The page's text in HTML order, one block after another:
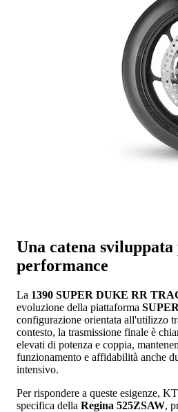
Una catena
performance
La 1390 SUPER DUKE RR
evoluzione della piattaforma
configurazione orientata all'utilizzo
contesto, la trasmissione finale è
elevati di potenza e coppia,
funzionamento e affidabilità anche
intensivo.
Per rispondere a queste esigenze,
specifica della Regina 525ZSAW,